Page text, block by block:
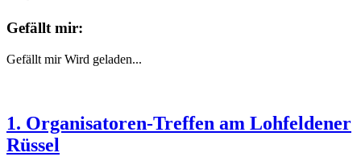
Gefällt mir:
Gefällt mir Wird geladen...
1. Organisatoren-Treffen am Lohfeldener
Rüssel